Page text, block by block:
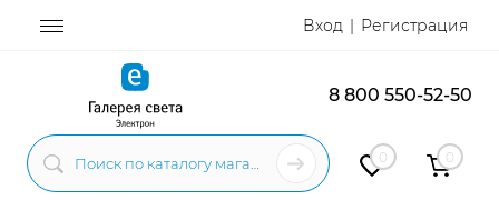
Вход Регистрация
8 800 550-52-50
0 0